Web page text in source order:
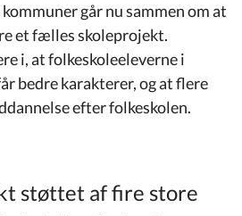
går nu sammen om at
et fælles skoleprojekt.
i, at folkeskoleeleverne i
bedre karakterer, og at flere
efter folkeskolen.
støttet af fire store